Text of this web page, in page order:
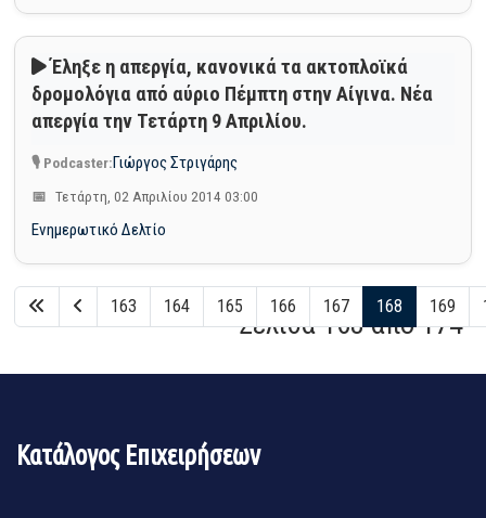
Έληξε η απεργία, κανονικά τα ακτοπλοϊκά
δρομολόγια από αύριο Πέμπτη στην Αίγινα. Νέα
απεργία την Τετάρτη 9 Απριλίου.
Γιώργος Στριγάρης
Τετάρτη, 02 Απριλίου 2014 03:00
Ενημερωτικό Δελτίο
Σελίδα 168 από 174
163 164 165 166 167 168 169
Κατάλογος Επιχειρήσεων